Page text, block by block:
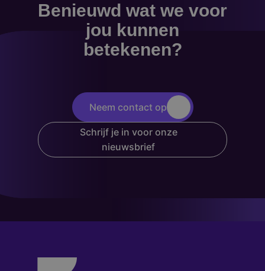
Benieuwd wat we voor
jou kunnen
betekenen?
Neem contact op
Schrijf je in voor onze
nieuwsbrief